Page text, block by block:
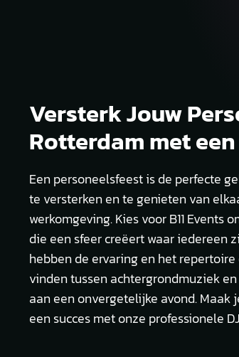
Versterk Jouw
Rotterdam met
Een personeelsfeest is de perfecte
te versterken en te genieten van
werkomgeving. Kies voor B11 Events
die een sfeer creëert waar iedereen
hebben de ervaring en het
vinden tussen achtergrondmuziek
aan een onvergetelijke avond.
een succes met onze professionele